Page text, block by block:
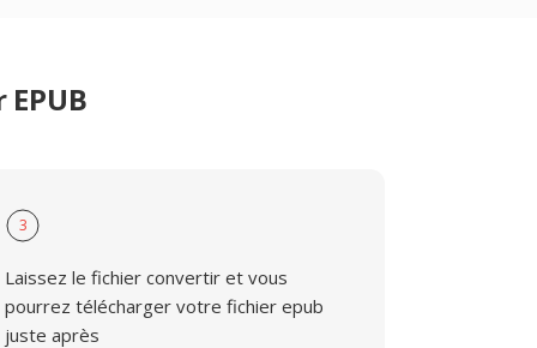
3
Laissez le fichier convertir et vous
pourrez télécharger votre fichier epub
juste après